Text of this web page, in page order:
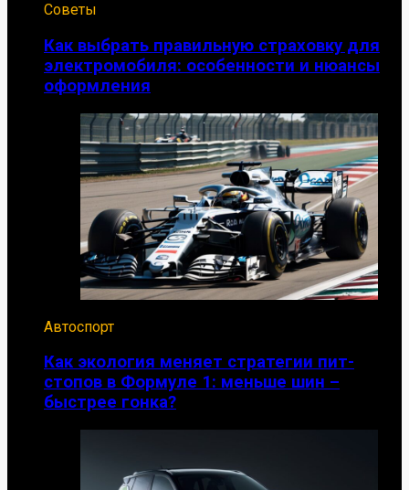
Советы
Как выбрать правильную страховку для
электромобиля: особенности и нюансы
оформления
Автоспорт
Как экология меняет стратегии пит-
стопов в Формуле 1: меньше шин –
быстрее гонка?